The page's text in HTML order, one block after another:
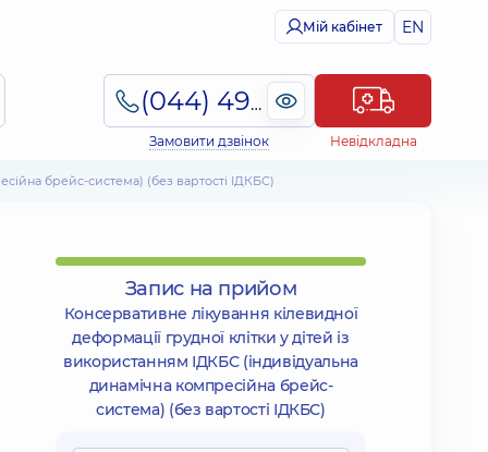
Мій кабінет EN
(044) 495-2-888
Замовити дзвінок Невідкладна
брейс-система) (без вартості ІДКБС)
Запис на прийом
Консервативне лікування кілевидної
деформації грудної клітки у дітей із
використанням ІДКБС (індивідуальна
динамічна компресійна брейс-
система) (без вартості ІДКБС)